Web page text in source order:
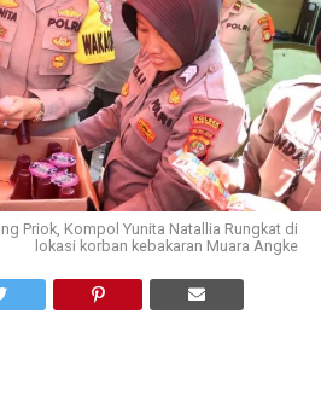
Priok, Kompol Yunita Natallia Rungkat di
lokasi korban kebakaran Muara Angke